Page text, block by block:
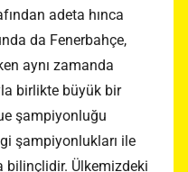
adeta hınca
da Fenerbahçe,
aynı zamanda
birlikte büyük bir
şampiyonluğu
şampiyonlukları ile
bilinçlidir. Ülkemizdeki